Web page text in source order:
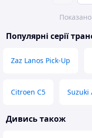
Популярні серії
Zaz Lanos Pick-Up
Citroen C5 Suzuki
Дивись також